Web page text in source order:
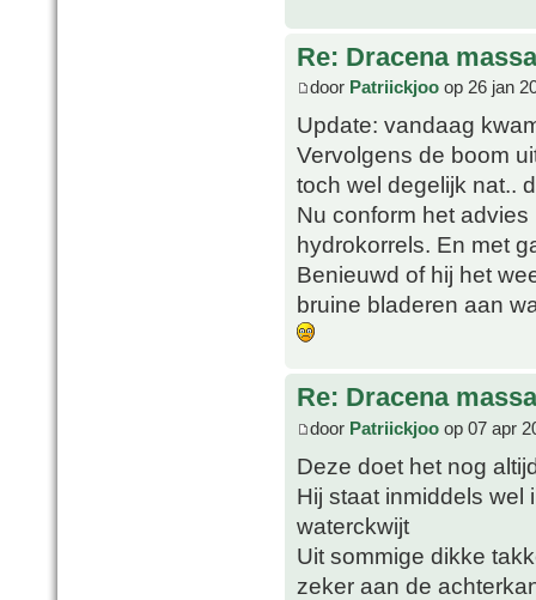
Re: Dracena
door Patriickjoo op 26 jan
Update: vandaag
Vervolgens de boom
toch wel degelijk nat..
Nu conform het
hydrokorrels. En met
Benieuwd of hij het
bruine bladeren aan
Re: Dracena
door Patriickjoo op 07 apr
Deze doet het nog
Hij staat inmiddels wel
waterckwijt
Uit sommige dikke
zeker aan de